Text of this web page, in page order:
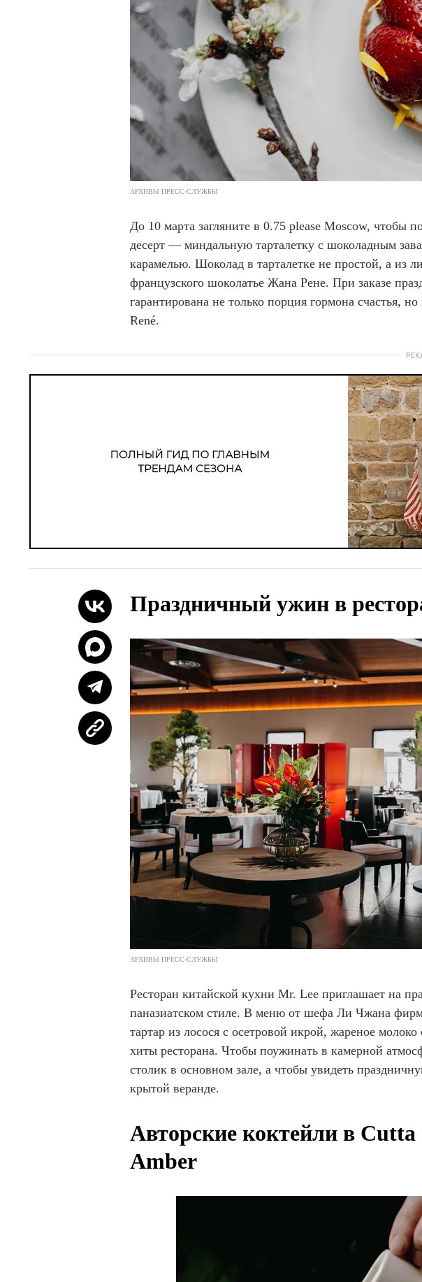
АРХИВЫ ПРЕСС-СЛУЖБЫ
До 10 марта загляните в 0.75 please Moscow, чтобы
десерт — миндальную тарталетку с шоколадным
карамелью. Шоколад в тарталетке не простой, а из
французского шоколатье Жана Рене. При заказе
гарантирована не только порция гормона счастья,
René.
Праздничный ужин в
АРХИВЫ ПРЕСС-СЛУЖБЫ
Ресторан китайской кухни Mr. Lee приглашает на
паназиатском стиле. В меню от шефа Ли Чжана
тартар из лосося с осетровой икрой, жареное
хиты ресторана. Чтобы поужинать в камерной
столик в основном зале, а чтобы увидеть
крытой веранде.
Авторские коктейли в
Amber